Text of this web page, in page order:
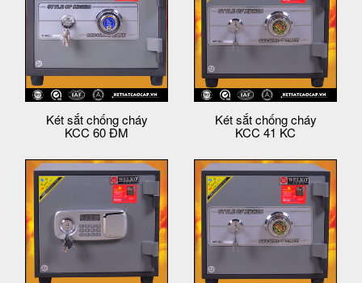
Két sắt chống cháy
KCC 60 ĐM
Két sắt chống cháy
KCC 41 KC